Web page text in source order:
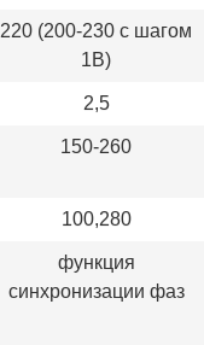
220 (200-230 с шагом
1В)
2,5
150-260
100,280
функция
синхронизации фаз